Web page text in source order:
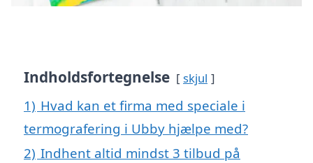
Indholdsfortegnelse skjul
1) Hvad kan et firma med speciale i
termografering i Ubby hjælpe med?
2) Indhent altid mindst 3 tilbud på